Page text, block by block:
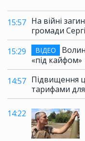
15:57 На війні
громади
15:29
ВІДЕО
«під кайфом»
14:57 Підвищення
тарифами
14:22